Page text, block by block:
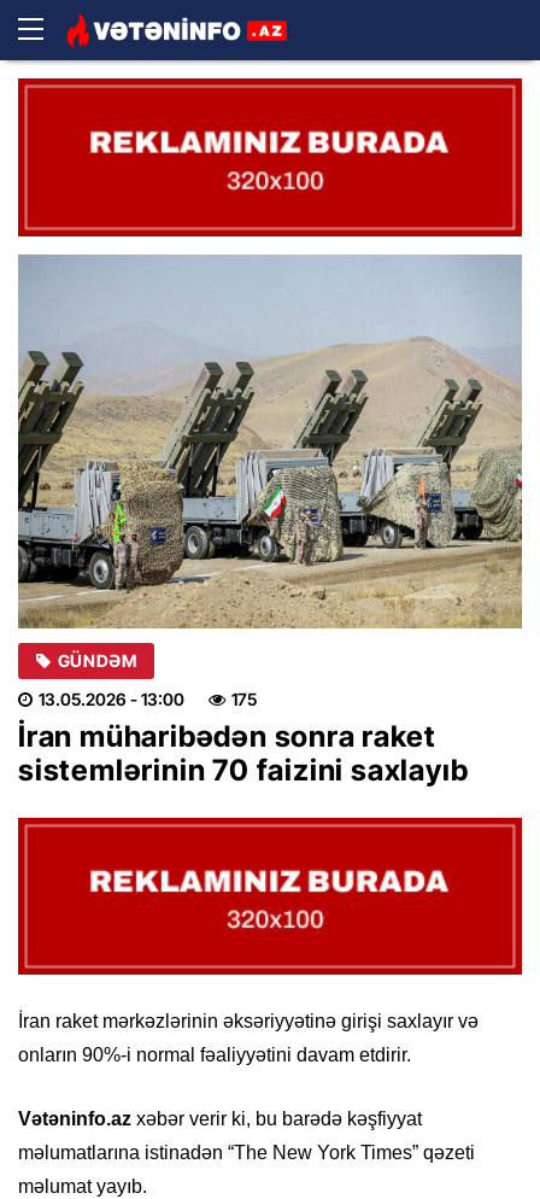
GÜNDƏM
13.05.2026 - 13:00 175
İran müharibədən sonra raket
sistemlərinin 70 faizini saxlayıb
İran raket mərkəzlərinin əksəriyyətinə girişi saxlayır və
onların 90%-i normal fəaliyyətini davam etdirir.
Vətəninfo.az xəbər verir ki, bu barədə kəşfiyyat
məlumatlarına istinadən “The New York Times” qəzeti
məlumat yayıb.